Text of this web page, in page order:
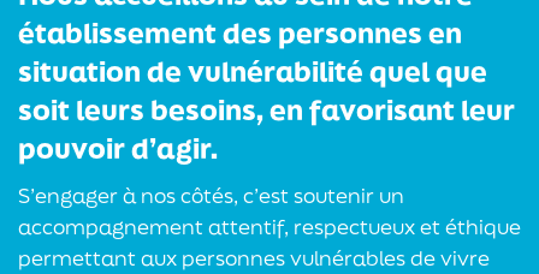
établissement des personnes en
situation de vulnérabilité quel que
soit leurs besoins, en favorisant leur
pouvoir d’agir.
S’engager à nos côtés, c’est soutenir un
accompagnement attentif, respectueux et éthique
permettant aux personnes vulnérables de vivre